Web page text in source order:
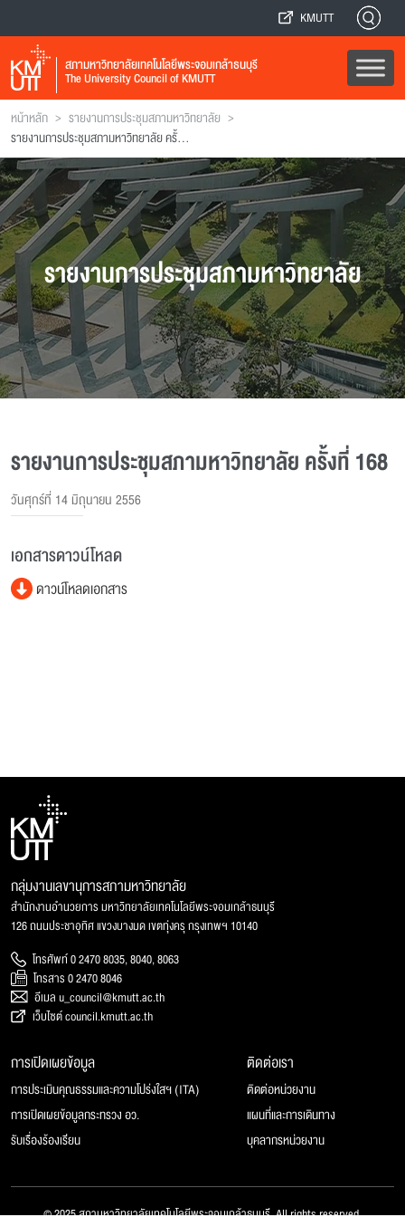
KMUTT
สภามหาวิทยาลัยเทคโนโลยีพระจอมเกล้าธนบุรี
The University Council of KMUTT
หน้าหลัก > รายงานการประชุมสภามหาวิทยาลัย >
รายงานการประชุมสภามหาวิทยาลัย ครั้งที่ 168
รายงานการประชุมสภามหาวิทยาลัย
รายงานการประชุมสภามหาวิทยาลัย ครั้งที่ 168
วันศุกร์ที่ 14 มิถุนายน 2556
เอกสารดาวน์โหลด
ดาวน์โหลดเอกสาร
กลุ่มงานเลขานุการสภามหาวิทยาลัย
สำนักงานอำนวยการ มหาวิทยาลัยเทคโนโลยีพระจอมเกล้าธนบุรี
126 ถนนประชาอุทิศ แขวงบางมด เขตทุ่งครุ กรุงเทพฯ 10140
โทรศัพท์ 0 2470 8035, 8040, 8063
โทรสาร 0 2470 8046
อีเมล u_council@kmutt.ac.th
เว็บไซต์ council.kmutt.ac.th
การเปิดเผยข้อมูล
การประเมินคุณธรรมและความโปร่งใสฯ (ITA)
การเปิดเผยข้อมูลกระทรวง อว.
รับเรื่องร้องเรียน
ติดต่อเรา
ติดต่อหน่วยงาน
แผนที่และการเดินทาง
บุคลากรหน่วยงาน